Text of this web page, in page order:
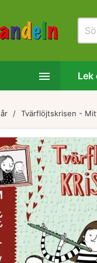
 Lek
Tvärflöjtskrisen -